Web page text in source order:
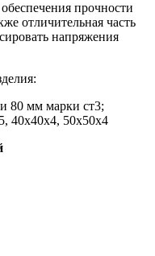
прочности
отличительная часть
напряжения
80 мм марки ст3;
40х40х4, 50х50х4